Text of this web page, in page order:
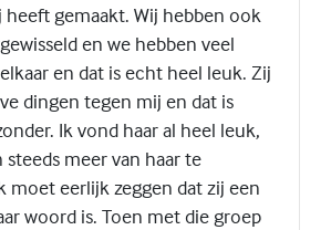
gemaakt. Wij hebben ook
en we hebben veel
en dat is echt heel leuk. Zij
dingen tegen mij en dat is
Ik vond haar al heel leuk,
steeds meer van haar te
moet eerlijk zeggen dat zij een
woord is. Toen met die groep